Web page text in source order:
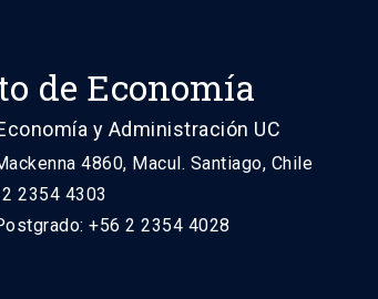
de Economía
y Administración UC
4860, Macul. Santiago, Chile
2354 4303
+56 2 2354 4028